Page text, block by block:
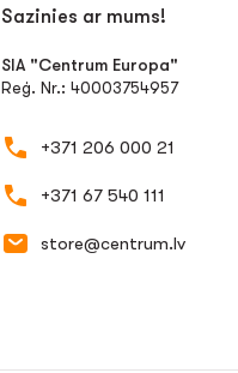
Sazinies ar mums!
SIA "Centrum Europa"
Reģ. Nr.: 40003754957
+371 206 000 21
+371 67 540 111
store@centrum.lv